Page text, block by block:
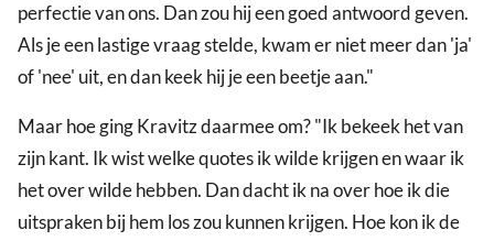
perfectie van ons. Dan zou hij een goed antwoord geven.
Als je een lastige vraag stelde, kwam er niet meer dan 'ja'
of 'nee' uit, en dan keek hij je een beetje aan."
Maar hoe ging Kravitz daarmee om? "Ik bekeek het van
zijn kant. Ik wist welke quotes ik wilde krijgen en waar ik
het over wilde hebben. Dan dacht ik na over hoe ik die
uitspraken bij hem los zou kunnen krijgen. Hoe kon ik de